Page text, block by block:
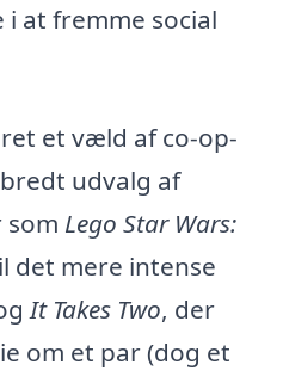
at fremme social
et væld af co-op-
udvalg af
som Lego Star Wars:
det mere intense
It Takes Two, der
om et par (dog et